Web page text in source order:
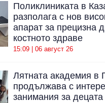
Поликлиниката в
разполага с нов
апарат за прецизна
костното здраве
15:09 | 06 август 26
Лятната академия в
продължава с
занимания за децата